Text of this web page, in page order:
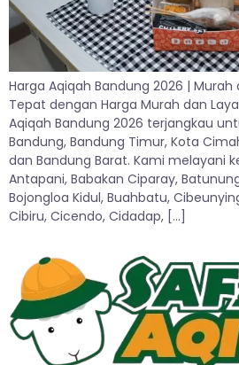
Harga Aqiqah Bandung 2026 | Murah
Tepat dengan Harga Murah dan
Aqiqah Bandung 2026 terjangkau
Bandung, Bandung Timur, Kota
dan Bandung Barat. Kami melayani
Antapani, Babakan Ciparay,
Bojongloa Kidul, Buahbatu,
Cibiru, Cicendo, Cidadap, […]